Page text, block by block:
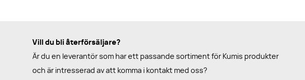
Vill du bli återförsäljare?
Är du en leverantör som har ett passande sortiment för Kumis produkter
och är intresserad av att komma i kontakt med oss?